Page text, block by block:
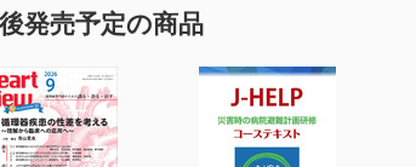
発売予定の商品